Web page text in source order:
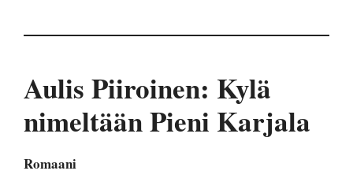
Aulis Piiroinen: Kylä
nimeltään Pieni Karjala
Romaani